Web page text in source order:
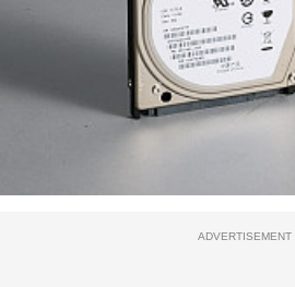
ADVERTISEMENT